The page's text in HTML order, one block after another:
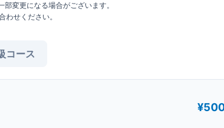
変更になる場合がございます。
わせください。
コース